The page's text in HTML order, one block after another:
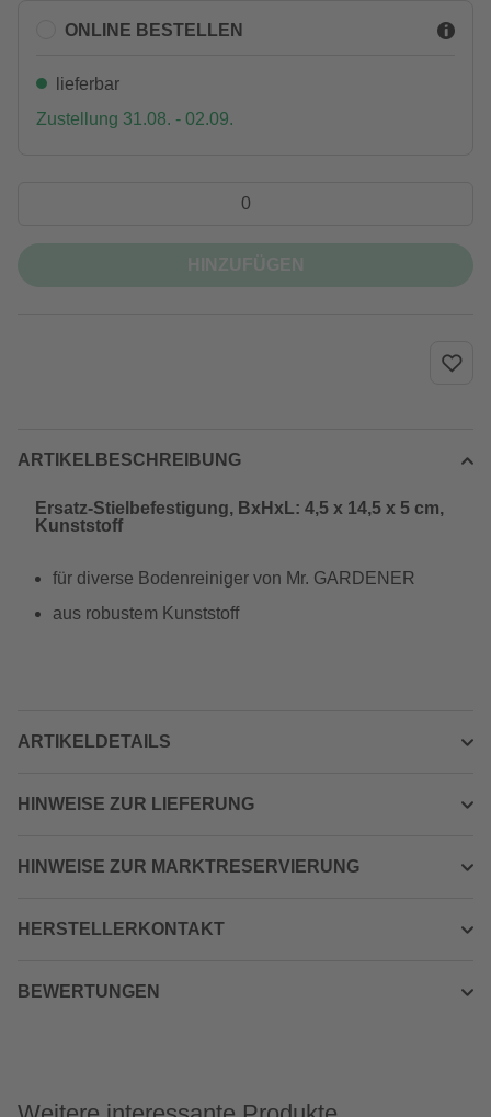
ONLINE BESTELLEN
lieferbar
Zustellung 31.08. - 02.09.
ARTIKELBESCHREIBUNG
Ersatz-Stielbefestigung, BxHxL: 4,5 x 14,5 x 5 cm,
Kunststoff
für diverse Bodenreiniger von Mr. GARDENER
aus robustem Kunststoff
ARTIKELDETAILS
HINWEISE ZUR LIEFERUNG
HINWEISE ZUR MARKTRESERVIERUNG
HERSTELLERKONTAKT
BEWERTUNGEN